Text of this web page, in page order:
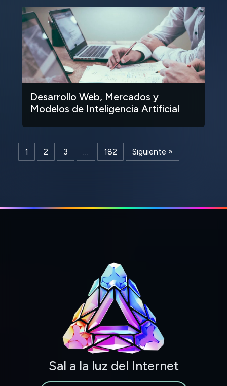
Desarrollo Web, Mercados y
Modelos de Inteligencia Artificial
1 2 3 … 182 Siguiente »
Sal a la luz del Internet